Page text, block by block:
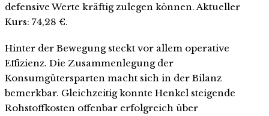
defensive Werte kräftig zulegen können. Aktueller
Kurs: 74,28 €.
Hinter der Bewegung steckt vor allem operative
Effizienz. Die Zusammenlegung der
Konsumgütersparten macht sich in der Bilanz
bemerkbar. Gleichzeitig konnte Henkel steigende
Rohstoffkosten offenbar erfolgreich über